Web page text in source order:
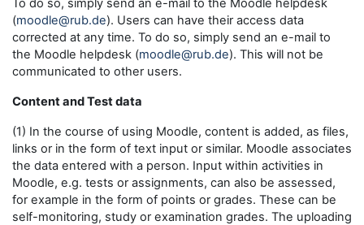
To do so, simply send an e-mail to the Moodle helpdesk
(moodle@rub.de). Users can have their access data
corrected at any time. To do so, simply send an e-mail to
the Moodle helpdesk (moodle@rub.de). This will not be
communicated to other users.
Content and Test data
(1) In the course of using Moodle, content is added, as files,
links or in the form of text input or similar. Moodle associates
the data entered with a person. Input within activities in
Moodle, e.g. tests or assignments, can also be assessed,
for example in the form of points or grades. These can be
self-monitoring, study or examination grades. The uploading